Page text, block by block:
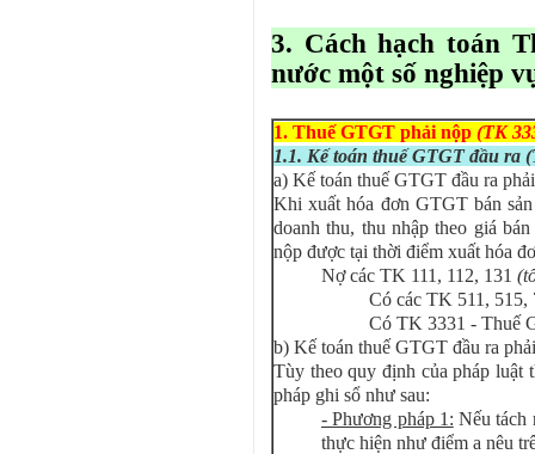
3. Cách hạch toán
nước một số nghiệp
1. Thuế GTGT phải nộp (TK
1.1. Kế toán thuế GTGT đầu ra
a) Kế toán thuế GTGT đầu ra
Khi xuất hóa đơn GTGT bán
doanh thu, thu nhập theo giá
nộp được tại thời điểm xuất hóa
Nợ các TK 111, 112, 131
Có các TK 511, 515,
Có TK 3331 - Thuế
b) Kế toán thuế GTGT đầu ra
Tùy theo quy định của pháp luật
pháp ghi sổ như sau:
- Phương pháp 1: Nếu tách
thực hiện như điểm a nêu